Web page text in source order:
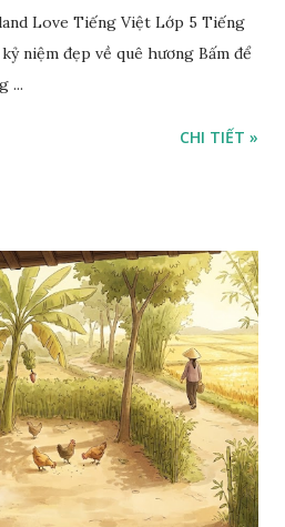
Love Tiếng Việt Lớp 5 Tiếng
niệm đẹp về quê hương Bấm để
...
CHI TIẾT »